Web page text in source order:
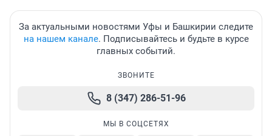
За актуальными новостями Уфы и Башкирии следите
на нашем канале. Подписывайтесь и будьте в курсе
главных событий.
ЗВОНИТЕ
8 (347) 286-51-96
МЫ В СОЦСЕТЯХ